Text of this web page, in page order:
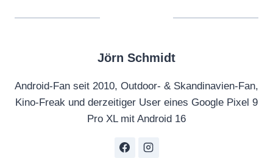
Jörn Schmidt
Android-Fan seit 2010, Outdoor- & Skandinavien-Fan,
Kino-Freak und derzeitiger User eines Google Pixel 9
Pro XL mit Android 16